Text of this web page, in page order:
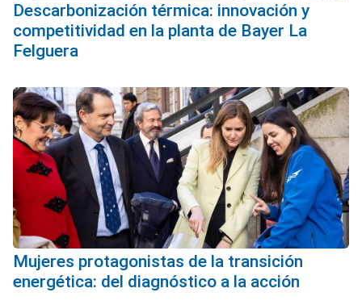
Descarbonización térmica: innovación y
competitividad en la planta de Bayer La
Felguera
Mujeres protagonistas de la transición
energética: del diagnóstico a la acción